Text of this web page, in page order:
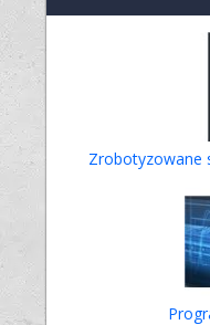
Zrobotyzowane